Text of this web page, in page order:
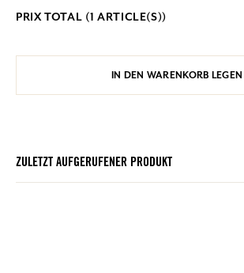
PRIX TOTAL (1 ARTICLE(S))
IN DEN WARENKORB LEGEN
ZULETZT AUFGERUFENER PRODUKT